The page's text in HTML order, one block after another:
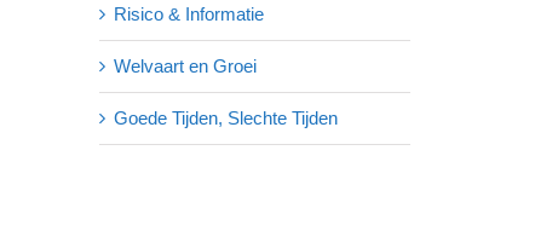
Risico & Informatie
Welvaart en Groei
Goede Tijden, Slechte Tijden